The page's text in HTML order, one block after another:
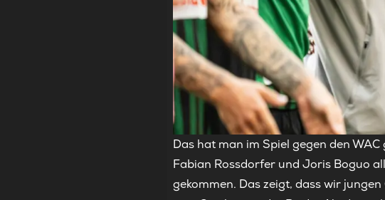
Das hat man im Spiel gegen den
Fabian Rossdorfer und Joris Boguo
gekommen. Das zeigt, dass wir